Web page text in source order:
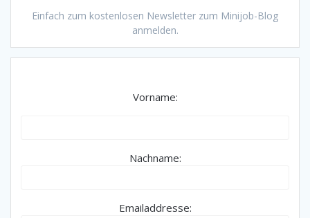
Einfach zum kostenlosen Newsletter zum Minijob-Blog
anmelden.
Vorname:
Nachname:
Emailaddresse: